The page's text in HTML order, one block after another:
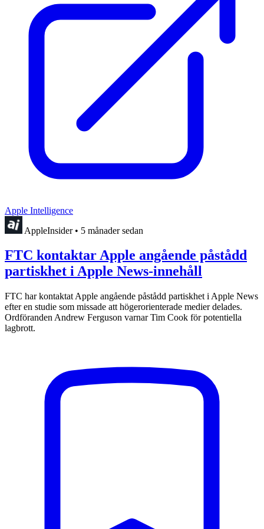
Apple Intelligence
AppleInsider • 5 månader sedan
FTC kontaktar Apple angående påstådd
partiskhet i Apple News-innehåll
FTC har kontaktat Apple angående påstådd partiskhet i Apple News
efter en studie som missade att högerorienterade medier delades.
Ordföranden Andrew Ferguson varnar Tim Cook för potentiella
lagbrott.